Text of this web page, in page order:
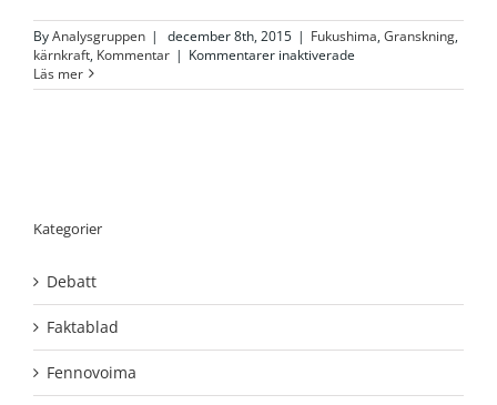
ByAnalysgruppen | december 8th, 2015 | Fukushima,Granskning,
kärnkraft, Kommentar | Kommentarer inaktiverade
dagbladets
Läs mer
Kategorier
Debatt
Faktablad
Fennovoima